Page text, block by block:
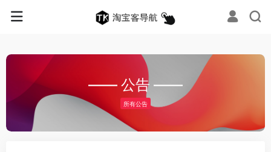
—— 公告 ——
所有公告